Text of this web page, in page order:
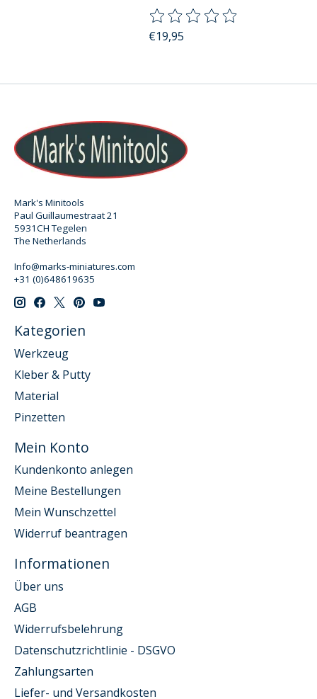
Die Bewertung dieses
€19,95
Mark's Minitools
Paul Guillaumestraat 21
5931CH Tegelen
The Netherlands
Info@marks-miniatures.com
+31 (0)648619635
Kategorien
Werkzeug
Kleber & Putty
Material
Pinzetten
Mein Konto
Kundenkonto anlegen
Meine Bestellungen
Mein Wunschzettel
Widerruf beantragen
Informationen
Über uns
AGB
Widerrufsbelehrung
Datenschutzrichtlinie - DSGVO
Zahlungsarten
Liefer- und Versandkosten